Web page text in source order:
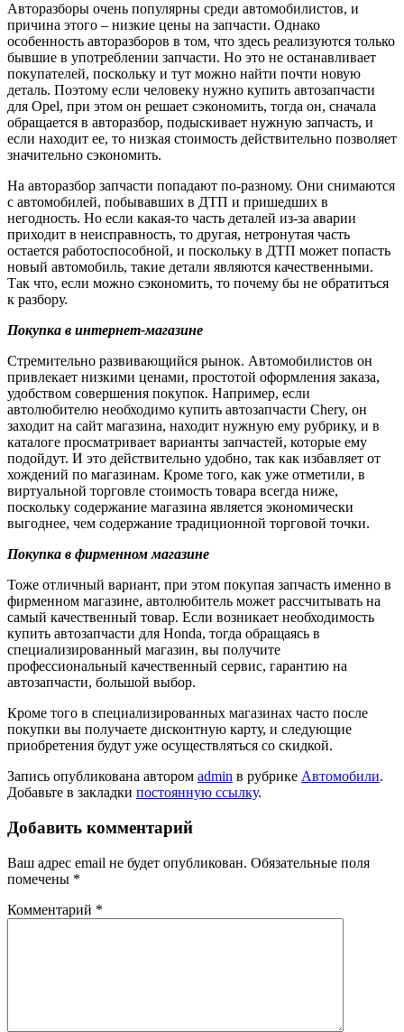
Авторазборы очень популярны среди автомобилистов, и
причина этого – низкие цены на запчасти. Однако
особенность авторазборов в том, что здесь реализуются только
бывшие в употреблении запчасти. Но это не останавливает
покупателей, поскольку и тут можно найти почти новую
деталь. Поэтому если человеку нужно купить автозапчасти
для Opel, при этом он решает сэкономить, тогда он, сначала
обращается в авторазбор, подыскивает нужную запчасть, и
если находит ее, то низкая стоимость действительно позволяет
значительно сэкономить.
На авторазбор запчасти попадают по-разному. Они снимаются
с автомобилей, побывавших в ДТП и пришедших в
негодность. Но если какая-то часть деталей из-за аварии
приходит в неисправность, то другая, нетронутая часть
остается работоспособной, и поскольку в ДТП может попасть
новый автомобиль, такие детали являются качественными.
Так что, если можно сэкономить, то почему бы не обратиться
к разбору.
Покупка в интернет-магазине
Стремительно развивающийся рынок. Автомобилистов он
привлекает низкими ценами, простотой оформления заказа,
удобством совершения покупок. Например, если
автолюбителю необходимо купить автозапчасти Chery, он
заходит на сайт магазина, находит нужную ему рубрику, и в
каталоге просматривает варианты запчастей, которые ему
подойдут. И это действительно удобно, так как избавляет от
хождений по магазинам. Кроме того, как уже отметили, в
виртуальной торговле стоимость товара всегда ниже,
поскольку содержание магазина является экономически
выгоднее, чем содержание традиционной торговой точки.
Покупка в фирменном магазине
Тоже отличный вариант, при этом покупая запчасть именно в
фирменном магазине, автолюбитель может рассчитывать на
самый качественный товар. Если возникает необходимость
купить автозапчасти для Honda, тогда обращаясь в
специализированный магазин, вы получите
профессиональный качественный сервис, гарантию на
автозапчасти, большой выбор.
Кроме того в специализированных магазинах часто после
покупки вы получаете дисконтную карту, и следующие
приобретения будут уже осуществляться со скидкой.
Запись опубликована автором admin в рубрике Автомобили.
Добавьте в закладки постоянную ссылку.
Добавить комментарий
Ваш адрес email не будет опубликован. Обязательные поля
помечены *
Комментарий *